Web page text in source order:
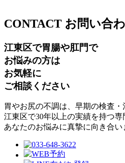
CONTACT お問い合
江東区で胃腸や肛門で
お悩みの方は
お気軽に
ご相談ください
胃やお尻の不調は、早期の検査・
江東区で30年以上の実績を持つ専
あなたのお悩みに真摯に向き合い